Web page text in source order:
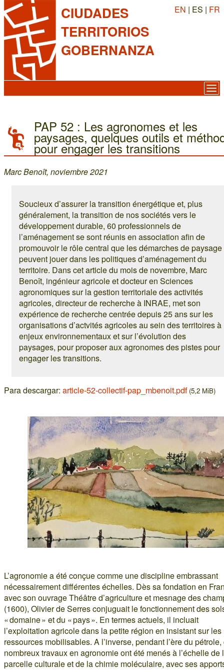
CIUDADES
TERRITORIOS
GOBERNANZA
EN | ES | FR
PAP 52 : Les agronomes et les
paysages, quelques outils et
pour engager les transitions
Marc Benoît, noviembre 2021
Soucieux d’assurer la transition énergétique et, plus
généralement, la transition de nos sociétés vers le
développement durable, 60 professionnels de
l’aménagement se sont réunis en association afin de
promouvoir le rôle central que les démarches de paysage
peuvent jouer dans les politiques d’aménagement du
territoire. Dans cet article du mois de novembre, Marc
Benoît, ingénieur agricole et docteur en Sciences
agronomiques sur la gestion territoriale des activités
agricoles, directeur de recherche à INRAE, met son
expérience de recherche centrée depuis 25 ans sur les
organisations d’actvités agricoles au sein des territoires à
enjeux environnementaux et sur l’évolution des
paysages, pour proposer aux agronomes des pistes pour
engager les transitions.
Para descargar: article-52-collectif-pap_mbenoit.pdf (5,2 MiB)
L’agronomie a été conçue comme une discipline embrassant
nécessairement différentes échelles. Dès sa fondation en
avec son ouvrage Théâtre d’agriculture et mesnage des
(1600), Olivier de Serres conjuguait le fonctionnement des
« domaine » et du « pays ». En termes actuels, il incluait
l’exploitation agricole dans la petite région en insistant sur les
ressources mobilisables. A l’inverse, pendant l’ère du pétrole,
nombreux travaux en agronomie ont été menés à l’échelle de
parcelle culturale et de la chimie moléculaire, avec ses